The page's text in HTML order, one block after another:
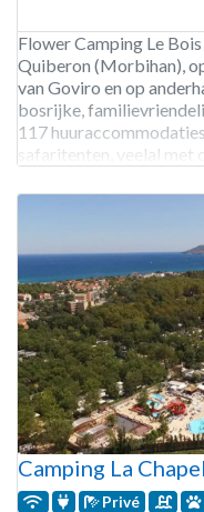
Flower Camping Le
Quiberon (Morbihan),
van Goviro en op
bosrijke,
117
safaritenten, veelal met
omvat een
Camping La
Privé